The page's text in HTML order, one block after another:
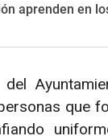
aprenden en
que